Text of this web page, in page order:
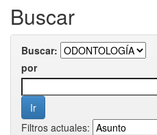
Buscar
Buscar:
por
Filtros actuales: